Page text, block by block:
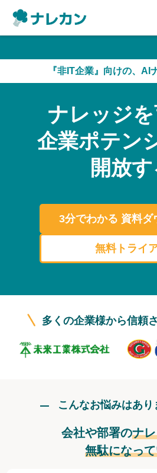
AI機能
ご利用企業様の声
セキュリティ
よくある質問
資料ダウンロード
ログイン
『非IT企業』向けの、AI
ナレッジを
企業ポテン
開放す
3分でわかる 資料ダ
無料トライ
多くの企業様から信頼
こんなお悩みはあり
会社や部署のナ
無駄になっ